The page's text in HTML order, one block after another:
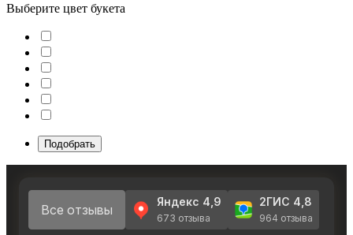
Выберите цвет букета
Подобрать